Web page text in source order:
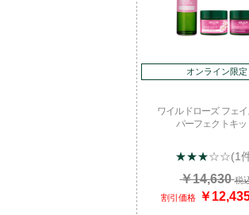
オンライン限定
ワイルドローズ フェ
パーフェクトキッ
★★★☆☆(1
￥14,630 税
割引価格
￥